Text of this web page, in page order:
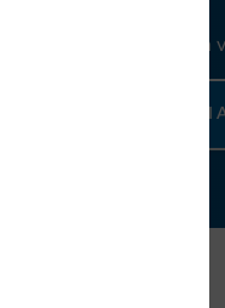
e news per la tua
ISCRIVITI